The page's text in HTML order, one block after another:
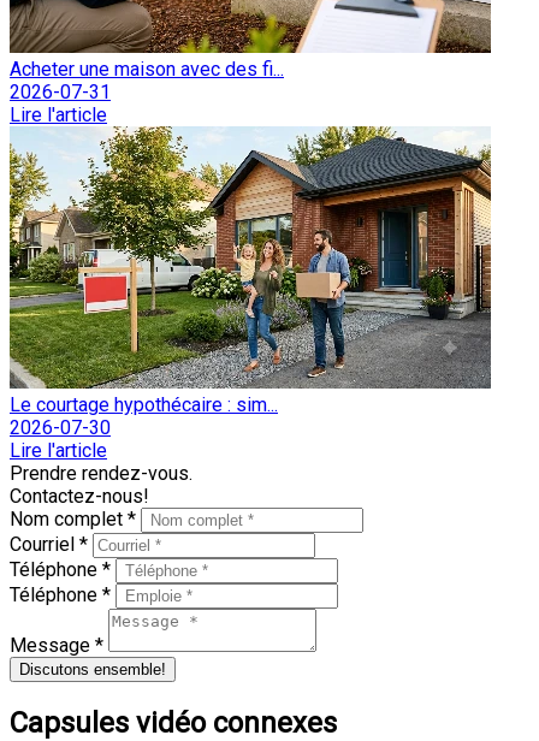
Acheter une maison avec des fi...
2026-07-31
Lire l'article
Le courtage hypothécaire : sim...
2026-07-30
Lire l'article
Prendre rendez-vous.
Contactez-nous!
Nom complet *
Courriel *
Téléphone *
Téléphone *
Message *
Discutons ensemble!
Capsules vidéo connexes